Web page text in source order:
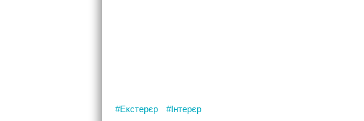
#Екстерєр #Інтерєр